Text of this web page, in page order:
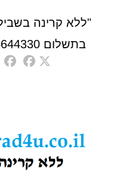
קרינה בשבילך"...
0796644330 (א-ה 09:00-12:00)